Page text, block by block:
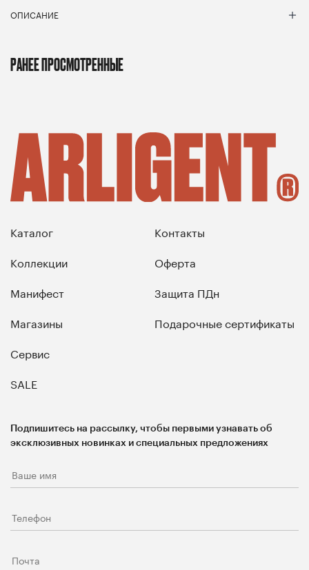
ОПИСАНИЕ
РАНЕЕ ПРОСМОТРЕННЫЕ
Каталог
Коллекции
Манифест
Магазины
Сервис
SALE
Контакты
Оферта
Защита ПДн
Подарочные сертификаты
Подпишитесь на рассылку, чтобы первыми узнавать об
эксклюзивных новинках и специальных предложениях